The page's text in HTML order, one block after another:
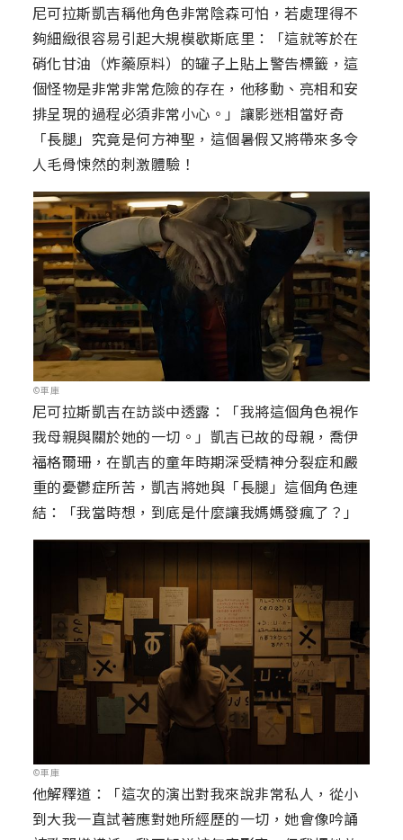
尼可拉斯凱吉稱他角色非常陰森可怕，若處理得不
夠細緻很容易引起大規模歇斯底里：「這就等於在
硝化甘油（炸藥原料）的罐子上貼上警告標籤，這
個怪物是非常非常危險的存在，他移動、亮相和安
排呈現的過程必須非常小心。」讓影迷相當好奇
「長腿」究竟是何方神聖，這個暑假又將帶來多令
人毛骨悚然的刺激體驗！
©車庫
尼可拉斯凱吉在訪談中透露：「我將這個角色視作
我母親與關於她的一切。」凱吉已故的母親，喬伊
福格爾珊，在凱吉的童年時期深受精神分裂症和嚴
重的憂鬱症所苦，凱吉將她與「長腿」這個角色連
結：「我當時想，到底是什麼讓我媽媽發瘋了？」
©車庫
他解釋道：「這次的演出對我來說非常私人，從小
到大我一直試著應對她所經歷的一切，她會像吟誦